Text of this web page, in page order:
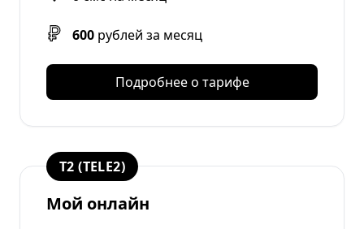
600 рублей за месяц
Подробнее о тарифе
T2 (TELE2)
Мой онлайн